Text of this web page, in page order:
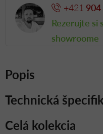
+421
Rezerujte si
showroome
Popis
Celá kolekcia
Technická